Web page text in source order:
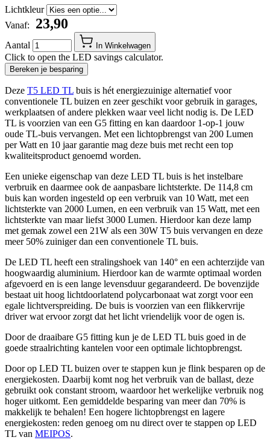
Lichtkleur
Vanaf:
​ 23,90
Aantal In Winkelwagen
Click to open the LED savings calculator.
Bereken je besparing
Deze T5 LED TL buis is hét energiezuinige alternatief voor
conventionele TL buizen en zeer geschikt voor gebruik in garages,
werkplaatsen of andere plekken waar veel licht nodig is. De LED
TL is voorzien van een G5 fitting en kan daardoor 1-op-1 jouw
oude TL-buis vervangen. Met een lichtopbrengst van 200 Lumen
per Watt en 10 jaar garantie mag deze buis met recht een top
kwaliteitsproduct genoemd worden.
Een unieke eigenschap van deze LED TL buis is het instelbare
verbruik en daarmee ook de aanpasbare lichtsterkte. De 114,8 cm
buis kan worden ingesteld op een verbruik van 10 Watt, met een
lichtsterkte van 2000 Lumen, en een verbruik van 15 Watt, met een
lichtsterkte van maar liefst 3000 Lumen. Hierdoor kan deze lamp
met gemak zowel een 21W als een 30W T5 buis vervangen en deze
meer 50% zuiniger dan een conventionele TL buis.
De LED TL heeft een stralingshoek van 140° en een achterzijde van
hoogwaardig aluminium. Hierdoor kan de warmte optimaal worden
afgevoerd en is een lange levensduur gegarandeerd. De bovenzijde
bestaat uit hoog lichtdoorlatend polycarbonaat wat zorgt voor een
egale lichtverspreiding. De buis is voorzien van een flikkervrije
driver wat ervoor zorgt dat het licht vriendelijk voor de ogen is.
Door de draaibare G5 fitting kun je de LED TL buis goed in de
goede straalrichting kantelen voor een optimale lichtopbrengst.
Door op LED TL buizen over te stappen kun je flink besparen op de
energiekosten. Daarbij komt nog het verbruik van de ballast, deze
gebruikt ook constant stroom, waardoor het werkelijke verbruik nog
hoger uitkomt. Een gemiddelde besparing van meer dan 70% is
makkelijk te behalen! Een hogere lichtopbrengst en lagere
energiekosten: reden genoeg om nu direct over te stappen op LED
TL van MEIPOS.